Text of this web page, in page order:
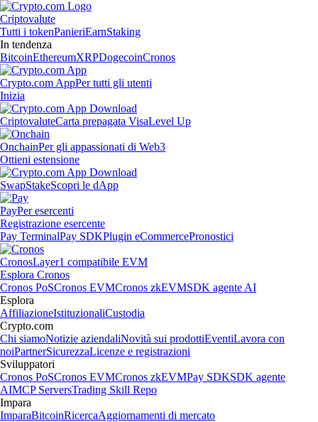
Criptovalute
Tutti i tokenPanieriEarnStaking
In tendenza
BitcoinEthereumXRPDogecoinCronos
Crypto.com AppPer tutti gli utenti
Inizia
CriptovaluteCarta prepagata VisaLevel Up
OnchainPer gli appassionati di Web3
Ottieni estensione
SwapStakeScopri le dApp
PayPer esercenti
Registrazione esercente
Pay TerminalPay SDKPlugin eCommercePronostici
CronosLayer1 compatibile EVM
Esplora Cronos
Cronos PoSCronos EVMCronos zkEVMSDK agente AI
Esplora
AffiliazioneIstituzionaliCustodia
Crypto.com
Chi siamoNotizie aziendaliNovità sui prodottiEventiLavora con
noiPartnerSicurezzaLicenze e registrazioni
Sviluppatori
Cronos PoSCronos EVMCronos zkEVMPay SDKSDK agente
AIMCP ServersTrading Skill Repo
Impara
ImparaBitcoinRicercaAggiornamenti di mercato